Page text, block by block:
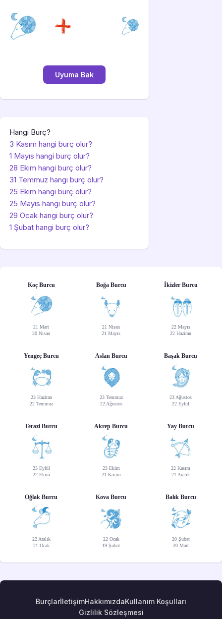
Hangi Burç?
3 Kasım hangi burç olur?
1 Mayıs hangi burç olur?
28 Ekim hangi burç olur?
31 Temmuz hangi burç olur?
25 Ekim hangi burç olur?
25 Mayıs hangi burç olur?
29 Ocak hangi burç olur?
1 Şubat hangi burç olur?
Koç Burcu
21 Mart
20 Nisan
Boğa Burcu
21 Nisan
21 Mayıs
İkizler Burcu
22 Mayıs
22 Haziran
Yengeç Burcu
23 Haziran
22 Temmuz
Aslan Burcu
23 Temmuz
22 Ağustos
Başak Burcu
23 Ağustos
22 Eylül
Terazi Burcu
23 Eylül
22 Ekim
Akrep Burcu
23 Ekim
21 Kasım
Yay Burcu
22 Kasım
21 Aralık
Oğlak Burcu
22 Aralık
21 Ocak
Kova Burcu
22 Ocak
19 Şubat
Balık Burcu
20 Şubat
20 Mart
BurçlarİletişimHakkımızdaKullanım Koşulları
Gizlilik Sözleşmesi